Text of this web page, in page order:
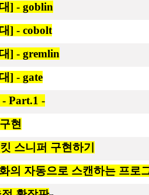
] - goblin
] - cobolt
] - gremlin
] - gate
Part.1 -
현
스니퍼 구현하기
의 자동으로 스캔하는 프로